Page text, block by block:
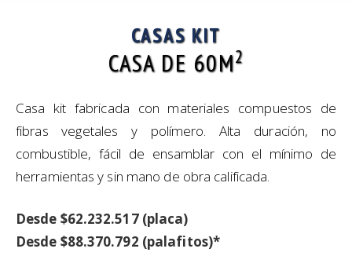
CASAS KIT
CASA DE 60M2
Casa kit fabricada con materiales compuestos de
fibras vegetales y polímero. Alta duración, no
combustible, fácil de ensamblar con el mínimo de
herramientas y sin mano de obra calificada.
Desde $62.232.517 (placa)
Desde $88.370.792 (palafitos)*